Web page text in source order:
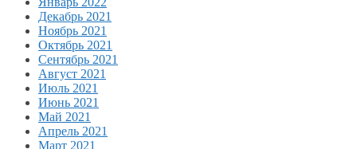
Декабрь 2021
Ноябрь 2021
Октябрь 2021
Сентябрь 2021
Август 2021
Июль 2021
Июнь 2021
Май 2021
Апрель 2021
Март 2021